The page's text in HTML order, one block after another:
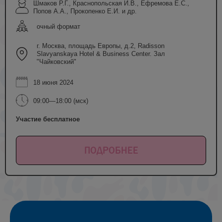
Шмаков Р.Г., Краснопольская И.В., Ефремова Е.С.,
Попов А.А., Прокопенко Е.И. и др.
очный формат
г. Москва, площадь Европы, д.2, Radisson
Slavyanskaya Hotel & Business Center. Зал
"Чайковский"
18 июня 2024
09:00—18:00 (мск)
Участие бесплатное
ПОДРОБНЕЕ